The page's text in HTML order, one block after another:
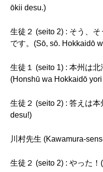
ōkii desu.)
生徒２ (seito 2) : そう、
です。(Sō, sō. Hokkaidō
生徒１ (seito 1) : 本州は北
(Honshū wa Hokkaidō
生徒２ (seito 2) : 答えは
desu!)
川村先生 (Kawamura-
生徒２ (seito 2) : やった！